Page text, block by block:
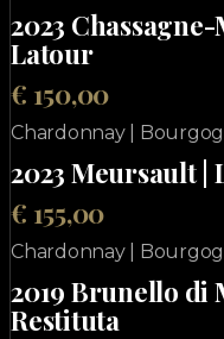
2023
Latour
€ 150,00
Chardonnay |
2023 Meursault |
€ 155,00
Chardonnay |
2019 Brunello di
Restituta